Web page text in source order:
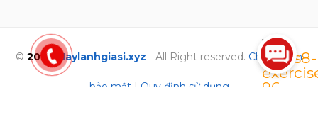
© 2023 Maylanhgiasi.xyz - All Right reserved. Chính sách
bảo mật| Quy định sử dụng